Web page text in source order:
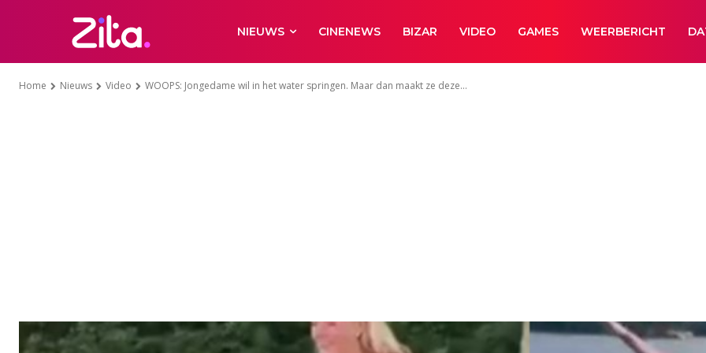
NIEUWS CINENEWS BIZAR VIDEO GAMES WEERBERICHT
Home Nieuws Video WOOPS: Jongedame wil in het water springen. Maar dan maakt ze deze...